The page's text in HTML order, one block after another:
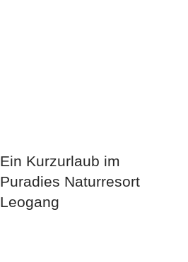
Ein Kurzurlaub im
Puradies Naturresort
Leogang